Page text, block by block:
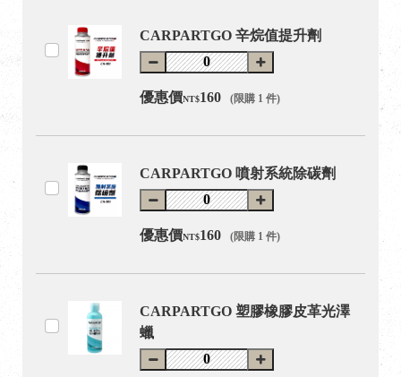
CARPARTGO 辛烷值提升劑
優惠價NT$160 (限購 1 件)
CARPARTGO 噴射系統除碳劑
優惠價NT$160 (限購 1 件)
CARPARTGO 塑膠橡膠皮革光澤
蠟